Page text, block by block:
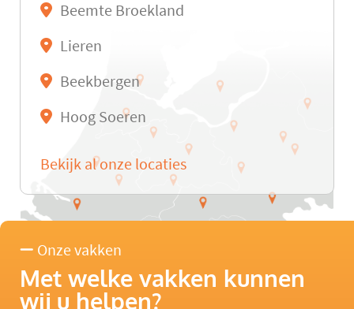
Beemte Broekland
Lieren
Beekbergen
Hoog Soeren
Bekijk al onze locaties
Onze vakken
Met welke vakken kunnen
wij u helpen?